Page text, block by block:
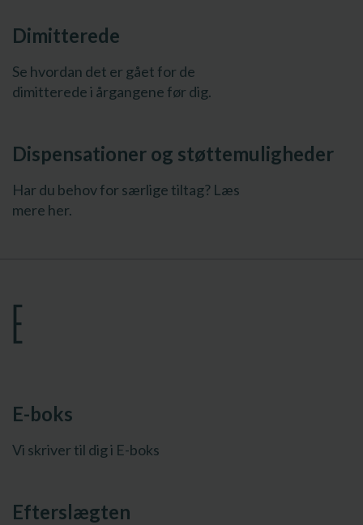
Dimitterede
Se hvordan det er gået for de
dimitterede i årgangene før dig.
Dispensationer og støttemuligheder
Har du behov for særlige tiltag? Læs
mere her.
E
E-boks
Vi skriver til dig i E-boks
Efterslægten